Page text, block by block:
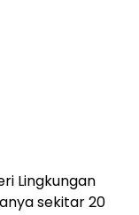
Lingkungan
sekitar 20